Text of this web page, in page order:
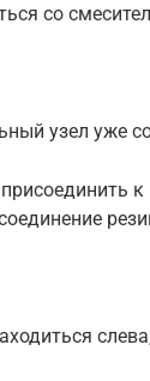
со
узел уже